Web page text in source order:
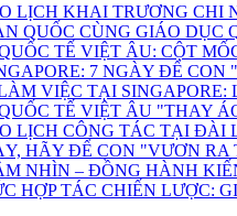
LỊCH KHAI TRƯƠNG CHI
QUỐC CÙNG GIÁO DỤC
TẾ VIỆT ÂU: CỘT
7 NGÀY ĐỂ CON
VIỆC TẠI SINGAPORE:
TẾ VIỆT ÂU "THAY
LỊCH CÔNG TÁC TẠI ĐÀI
HÃY ĐỂ CON "VƯƠN RA
NHÌN – ĐỒNG HÀNH
HỢP TÁC CHIẾN LƯỢC: